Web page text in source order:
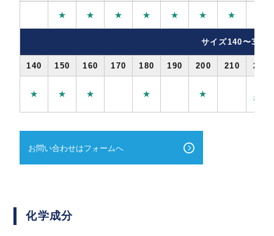
★ ★ ★ ★ ★ ★ ★
サイズ140〜350
140 150 160 170 180 190 200 210 230
★ ★ ★ ★ ★
228.6
お問い合わせはフォームへ
化学成分